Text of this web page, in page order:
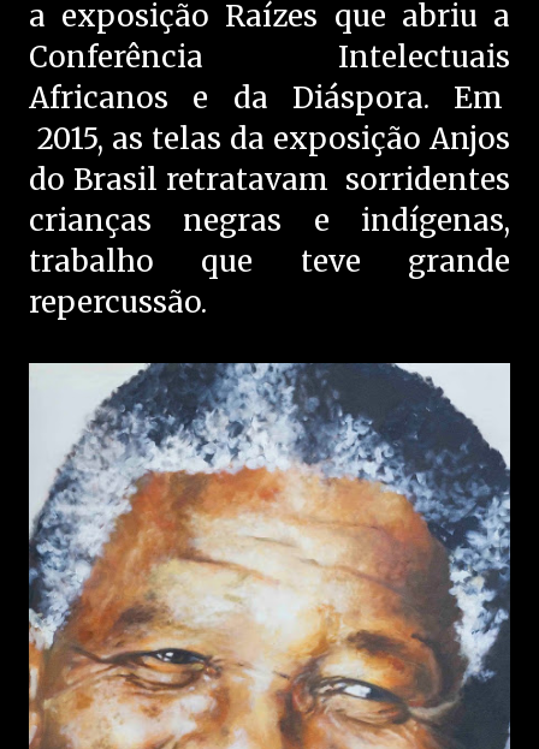
a exposição Raízes que abriu a
Conferência Intelectuais
Africanos e da Diáspora. Em
2015, as telas da exposição Anjos
do Brasil retratavam sorridentes
crianças negras e indígenas,
trabalho que teve grande
repercussão.